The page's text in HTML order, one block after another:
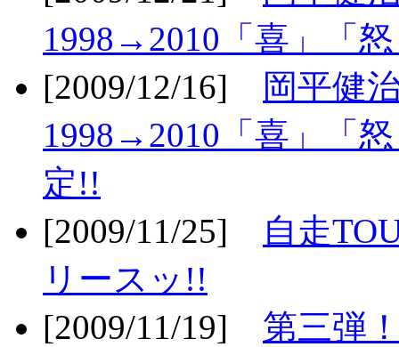
1998→2010「喜」「
[2009/12/16]
岡平健
1998→2010「喜」「
定!!
[2009/11/25]
自走
リースッ!!
[2009/11/19] 第三弾